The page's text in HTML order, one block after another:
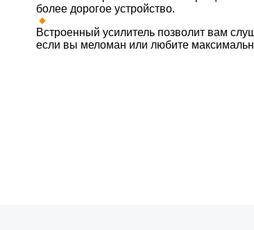
более дорогое устройство.
Встроенный усилитель позволит вам
если вы меломан или любите